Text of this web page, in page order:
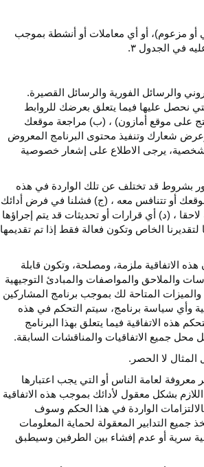
أو مزعوم)، أو أي معاملات أو أنشطة بموجب
في الجدول ۳.
والرسائل الفورية والرسائل القصيرة.
نحصل عليها فيما يتعلق بعرضك للروابط
على موقع أمازون) ، (ب) مراجعة موقعك
وعرض شعارك وتنفيذ محتوى البرنامج المعروض
يرجى الاطلاع على إشعار خصوصية
بشروط قد تختلف عن تلك الواردة في هذه
أو تتنافس معه ، (ج) فشلنا في فرض أدائك
، (د) أي قرارات أو تحديثات قد يتم إجراؤها
الخاص وتكون فعالة فقط إذا تم تقديمها
الاتفاقية ملزمة، ومصلحة، وتكون قابلة
والملاحق والمواصفات والمبادئ التوجيهية
والميزات المتاحة لك بموجب برنامج المشاركين
وأي سياسة برنامج، سيتم التحكم في هذه
هذه الاتفاقية فيما يتعلق بهذا البرنامج
محل جميع الاتفاقيات والمناقشات السابقة.
لا الحصر.
معروفة لعامة الناس أو التي يجب اعتبارها
بشكل معقول لأدائك بموجب هذه الاتفاقية
الواردة في هذا الحكم وسوف
التدابير المعقولة لحماية المعلومات
سرية أو عدم إفشاء بين الطرفين وسيطبق